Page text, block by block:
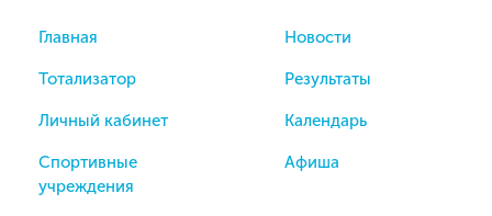
Главная
Тотализатор
Личный кабинет
Спортивные
учреждения
Новости
Результаты
Календарь
Афиша